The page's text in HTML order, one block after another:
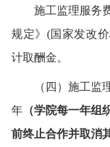
施工监理服务
规定》(国家发改价
计取酬金。
（四） 施工监
年 （学院每一年组
前终止合作并取消